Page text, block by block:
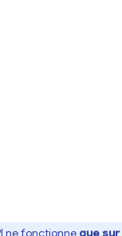
ne fonctionne que